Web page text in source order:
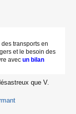
transports en
et le besoin des
avec un bilan
que V.